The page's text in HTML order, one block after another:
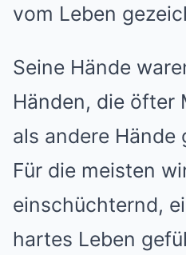
vom Leben
Seine Hände
Händen, die öfter
als andere Hände
Für die meisten
einschüchternd,
hartes Leben